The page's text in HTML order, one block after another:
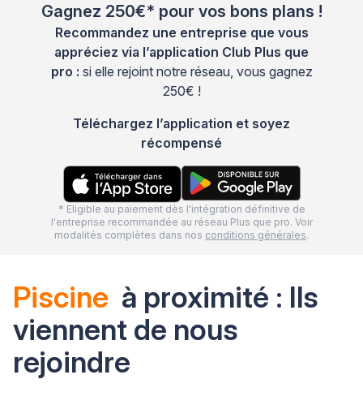
Gagnez 250€* pour vos bons plans !
Recommandez une entreprise que vous
appréciez via l’application Club Plus que
pro : si elle rejoint notre réseau, vous gagnez
250€ !
Téléchargez l’application et soyez
récompensé
* Eligible au paiement dès l'intégration définitive de
l'entreprise recommandée au réseau Plus que pro. Voir
modalités complètes dans nos conditions générales.
Piscine à proximité : Ils
viennent de nous
rejoindre